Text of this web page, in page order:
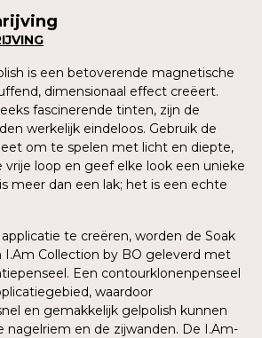
is een betoverende magnetische
dimensionaal effect creëert.
fascinerende tinten, zijn de
werkelijk eindeloos. Gebruik de
om te spelen met licht en diepte,
vrije loop en geef elke look een unieke
meer dan een lak; het is een echte
te creëren, worden de Soak
I.Am Collection by BO geleverd met
Een contourklonenpenseel
waardoor
en gemakkelijk gelpolish kunnen
nagelriem en de zijwanden. De I.Am-